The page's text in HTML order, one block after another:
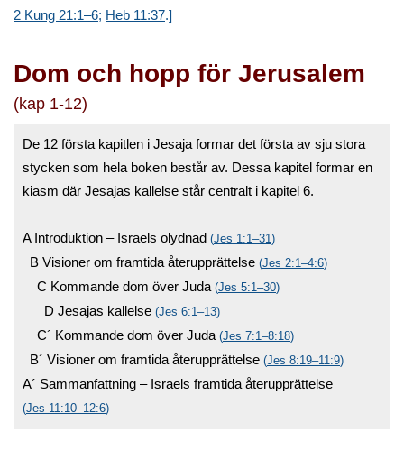
2 Kung 21:1–6; Heb 11:37.]
Dom och hopp för Jerusalem
(kap 1-12)
De 12 första kapitlen i Jesaja formar det första av sju stora
stycken som hela boken består av. Dessa kapitel formar en
kiasm där Jesajas kallelse står centralt i kapitel 6.
A Introduktion – Israels olydnad (Jes 1:1–31 )
B Visioner om framtida återupprättelse (Jes 2:1–4:6)
C Kommande dom över Juda (Jes 5:1–30)
D Jesajas kallelse (Jes 6:1–13)
C´ Kommande dom över Juda (Jes 7:1–8:18)
B´ Visioner om framtida återupprättelse (Jes 8:19–11:9)
A´ Sammanfattning – Israels framtida återupprättelse
(Jes 11:10–12:6)